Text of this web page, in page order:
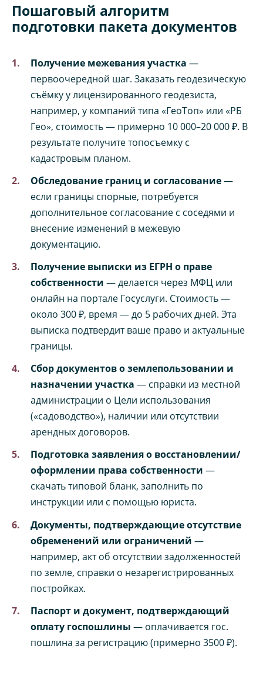
Пошаговый алгоритм
подготовки пакета документов
Получение межевания участка —
первоочередной шаг. Заказать геодезическую
съёмку у лицензированного геодезиста,
например, у компаний типа «ГеоТоп» или «РБ
Гео», стоимость — примерно 10 000–20 000 ₽. В
результате получите топосъемку с
кадастровым планом.
Обследование границ и согласование—
если границы спорные, потребуется
дополнительное согласование с соседями и
внесение изменений в межевую
документацию.
Получение выписки из ЕГРН о праве
собственности — делается через МФЦ или
онлайн на портале Госуслуги. Стоимость —
около 300 ₽, время — до 5 рабочих дней. Эта
выписка подтвердит ваше право и актуальные
границы.
Сбор документов о землепользовании и
назначении участка — справки из местной
администрации о Цели использования
(«садоводство»), наличии или отсутствии
арендных договоров.
Подготовка заявления о восстановлении/
оформлении права собственности —
скачать типовой бланк, заполнить по
инструкции или с помощью юриста.
Документы, подтверждающие отсутствие
обременений или ограничений —
например, акт об отсутствии задолженностей
по земле, справки о незарегистрированных
постройках.
Паспорт и документ, подтверждающий
оплату госпошлины — оплачивается гос.
пошлина за регистрацию (примерно 3500 ₽).